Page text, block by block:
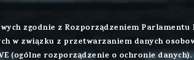
zgodnie z Rozporządzeniem Parlamentu
w związku z przetwarzaniem danych
(ogólne rozporządzenie o ochronie